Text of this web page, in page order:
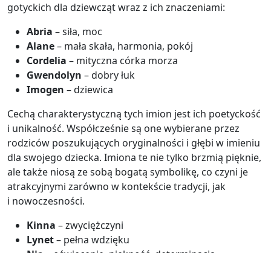
gotyckich dla dziewcząt wraz z ich znaczeniami:
Abria – siła, moc
Alane– mała skała, harmonia, pokój
Cordelia – mityczna córka morza
Gwendolyn – dobry łuk
Imogen – dziewica
Cechą charakterystyczną tych imion jest ich poetyckość
i unikalność. Współcześnie są one wybierane przez
rodziców poszukujących oryginalności i głębi w imieniu
dla swojego dziecka. Imiona te nie tylko brzmią pięknie,
ale także niosą ze sobą bogatą symbolikę, co czyni je
atrakcyjnymi zarówno w kontekście tradycji, jak
i nowoczesności.
Kinna – zwyciężczyni
Lynet– pełna wdzięku